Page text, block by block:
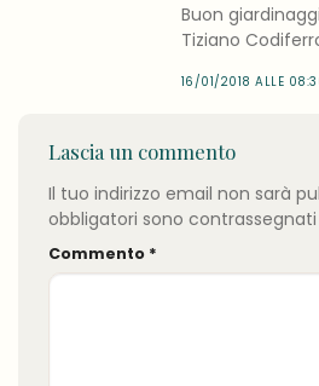
Buon
Tiziano
16/01/2018 ALLE
Lascia un commento
Il tuo indirizzo email non sarà
obbligatori sono contrassegnati
Commento *